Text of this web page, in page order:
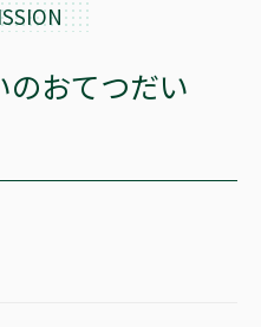
ト
のおてつだい